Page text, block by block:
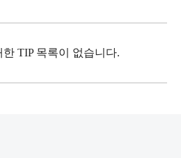
TIP 목록이 없습니다.